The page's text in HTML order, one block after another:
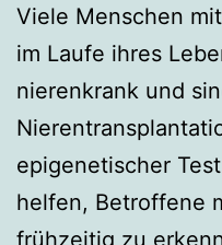
Viele Menschen
im Laufe ihres
nierenkrank und
epigenetischer
helfen, Betroffene
frühzeitig zu